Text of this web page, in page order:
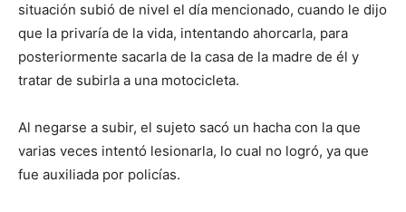
situación subió de nivel el día mencionado, cuando le dijo
que la privaría de la vida, intentando ahorcarla, para
posteriormente sacarla de la casa de la madre de él y
tratar de subirla a una motocicleta.
Al negarse a subir, el sujeto sacó un hacha con la que
varias veces intentó lesionarla, lo cual no logró, ya que
fue auxiliada por policías.